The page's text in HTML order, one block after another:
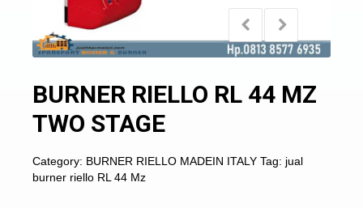
BURNER RIELLO RL 44 MZ
TWO STAGE
Category: BURNER RIELLO MADEIN ITALY Tag: jual
burner riello RL 44 Mz